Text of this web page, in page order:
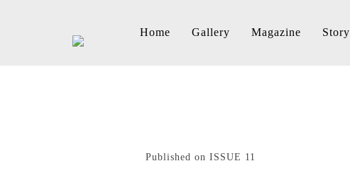
Home Gallery Magazine Story
Published on ISSUE 11